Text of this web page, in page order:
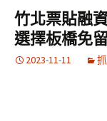
容
區
竹北票貼融
選擇板橋免
2023-11-11